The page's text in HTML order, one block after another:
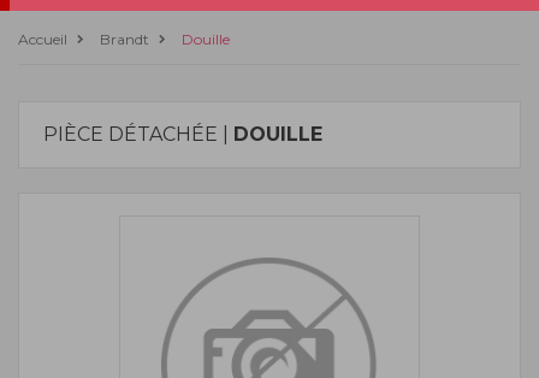
Accueil Brandt Douille
PIÈCE DÉTACHÉE | DOUILLE